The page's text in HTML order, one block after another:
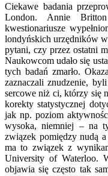
Ciekawe badania
London. Annie
kwestionariusze
londyńskich urzędników
pytani, czy przez ostatni
Naukowcom udało się
tych badań zmarło.
zaznaczali znudzenie,
sercowe niż ci, którzy się
korekty statystycznej
jak np. poziom
wysoka, niemniej – na
związek pomiędzy nudą
ma to związek z
University of Waterloo.
objawia się często tak